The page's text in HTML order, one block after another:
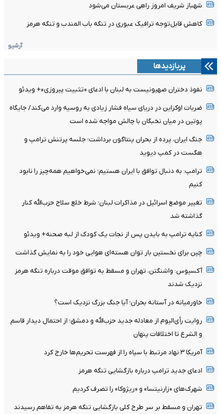
شهباز شریف امروز راهی عربستان می‌شود
کاهش قابل‌توجه ترافیک عبوری در تنگه باب المندب و تنگه هرمز
آرشیو
پربازدیدها
نفوذ دختران صهیونیست به لبنان با ادعای «تثبیت پیروزی»+ ویدئو
ضربات اوکراین در دریای سیاه فشار زیادی به روسیه وارد می‌کند/ جایگاه
پوتین در میان نخبگان با چالش مواجه شده است
جنگ ایران، پرده از بحران پنتاگون برداشت؛ جلسه پرتنش ترامپ و
هگست در کمپ دیوید
ترامپ: به دنبال توافق با ایران هستیم؛ نمی‌خواهیم همه‌چیز را نابود
کنیم
تغییر موضع اسرائیل در مذاکرات لبنان؛ شرط خلع سلاح حزب‌الله کنار
گذاشته شد
کنایه ترامپ به بایدن پس از نجات یک کودک از لبه صحنه+ ویدئو
چین برای نخستین بار توان هسته‌ای هوایی خود را به نمایش گذاشت
آکسیوس: واشنگتن، تهران و مسقط به توافق موقت درباره تنگه هرمز
نزدیک شدند
خاورمیانه در آستانه بحران؛ آیا جنگ بزرگ نزدیک است؟
روایت رأی‌الیوم از معادله جدید حزب‌الله و دمشق؛ از احتمال دیدار قاسم
و الشرع تا اختلافات پنهان
آمریکا ۳ نهاد مرتبط با سپاه را از فهرست تحریم‌ها خارج کرد
ادعای جدید ترامپ درباره بازگشایی تنگه هرمز
شهرک‌های «زارنیتسا» و «ریژوکا» را تصرف کردیم
تهران و مسقط بر سر طرح کلی بازگشایی تنگه هرمز به تفاهم رسیدند